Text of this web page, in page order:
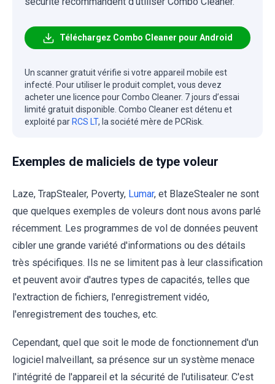
Téléchargez Combo Cleaner pour Android
Un scanner gratuit vérifie si votre appareil mobile est
infecté. Pour utiliser le produit complet, vous devez
acheter une licence pour Combo Cleaner. 7 jours d’essai
limité gratuit disponible. Combo Cleaner est détenu et
exploité par RCS LT, la société mère de PCRisk.
Exemples de maliciels de type voleur
Laze, TrapStealer, Poverty, Lumar, et BlazeStealer ne sont
que quelques exemples de voleurs dont nous avons parlé
récemment. Les programmes de vol de données peuvent
cibler une grande variété d'informations ou des détails
très spécifiques. Ils ne se limitent pas à leur classification
et peuvent avoir d'autres types de capacités, telles que
l'extraction de fichiers, l'enregistrement vidéo,
l'enregistrement des touches, etc.
Cependant, quel que soit le mode de fonctionnement d'un
logiciel malveillant, sa présence sur un système menace
l'intégrité de l'appareil et la sécurité de l'utilisateur. C'est